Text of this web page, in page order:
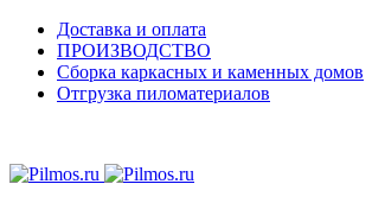
Доставка и оплата
ПРОИЗВОДСТВО
Сборка каркасных и каменных домов
Отгрузка пиломатериалов